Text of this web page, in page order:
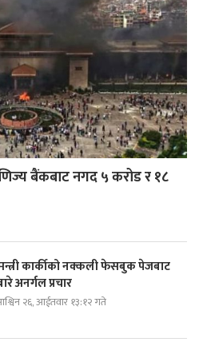
बैंकबाट नगद ५ करोड र १८
कार्कीको नक्कली फेसबुक पेजबाट
अनर्गल प्रचार
२६, आईतवार १३:१२ गते